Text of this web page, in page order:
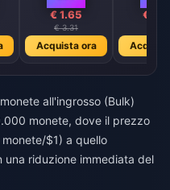
€ 1.65
€ 3.31
Acquista ora
€
all'ingrosso (Bulk)
monete, dove il prezzo
$1) a quello
riduzione immediata del